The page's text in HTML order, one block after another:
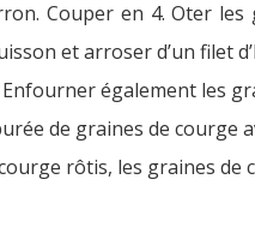
Couper en 4. Oter
et arroser d’un filet
également les
de graines de courge
rôtis, les graines